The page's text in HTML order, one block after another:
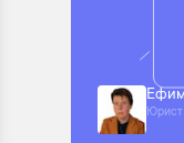
Юрист